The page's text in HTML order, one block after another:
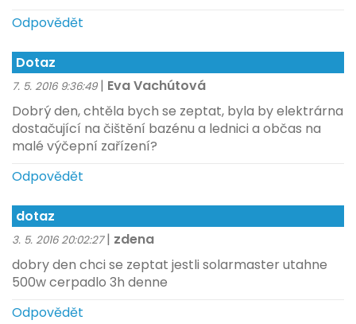
Odpovědět
Dotaz
7. 5. 2016 9:36:49 | Eva Vachútová
Dobrý den, chtěla bych se zeptat, byla by elektrárna
dostačující na čištění bazénu a lednici a občas na
malé výčepní zařízení?
Odpovědět
dotaz
3. 5. 2016 20:02:27 | zdena
dobry den chci se zeptat jestli solarmaster utahne
500w cerpadlo 3h denne
Odpovědět